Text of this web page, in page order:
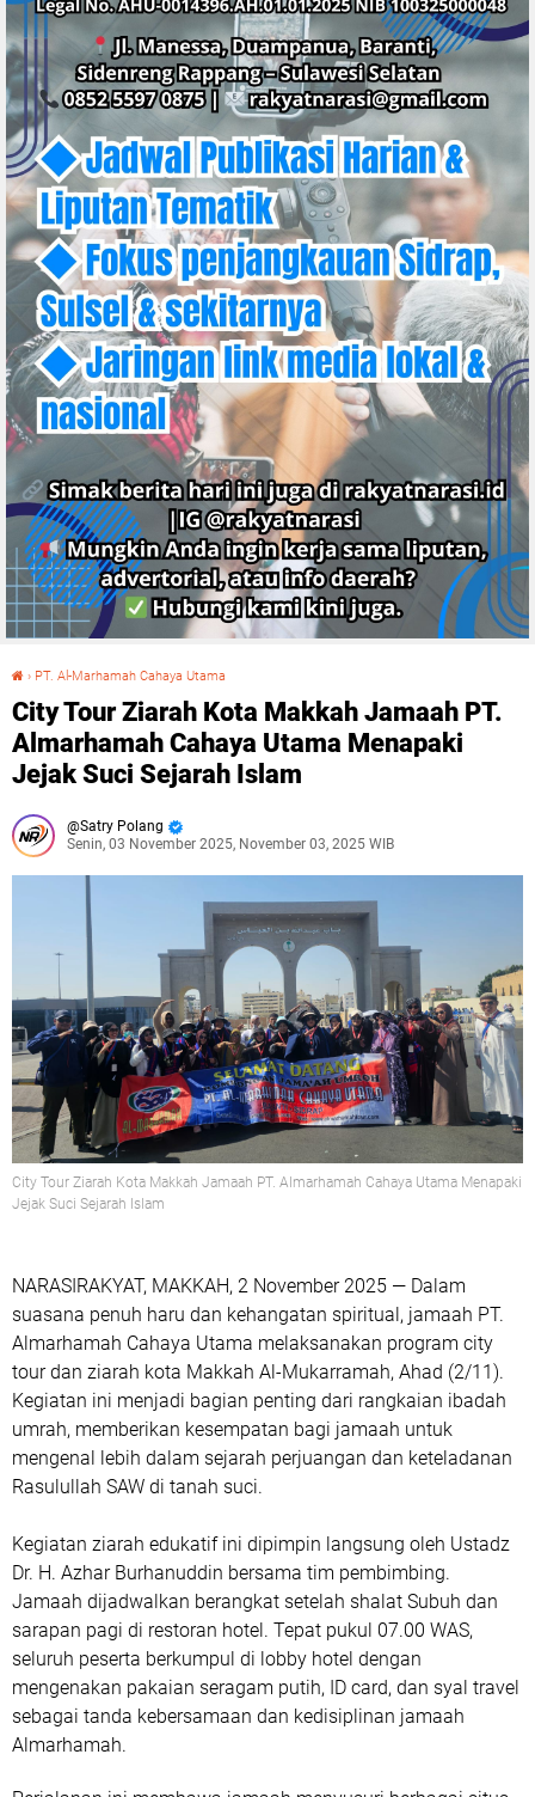
›PT. Al-Marhamah Cahaya Utama
City Tour Ziarah Kota Makkah Jamaah PT.
Jejak Suci Sejarah Islam
Satry Polang
Senin, 03 November 2025, November 03, 2025 WIB